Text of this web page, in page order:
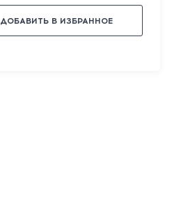
ДОБАВИТЬ В ИЗБРАННОЕ